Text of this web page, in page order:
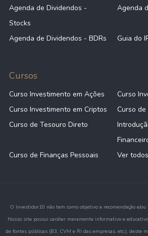
Agenda de Dividendos -
Stocks
Agenda
Agenda de Dividendos - BDRs Guia do
Cursos
Curso Investimento em Ações
Curso
Curso Investimento em Criptos
Curso de
Curso de Tesouro Direto
Curso de Finanças Pessoais
Ver
O Investidor10 não tem como objetivo a recomendação e/
Nosso site possui caráter meramente informativo e
de fontes públicas (B3, CVM e RI das empresas, etc.), deste